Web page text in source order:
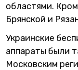
областями.
Брянской и
Украинские
аппараты были
Московским